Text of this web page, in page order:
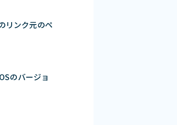
リンク元のペ
のバージョ